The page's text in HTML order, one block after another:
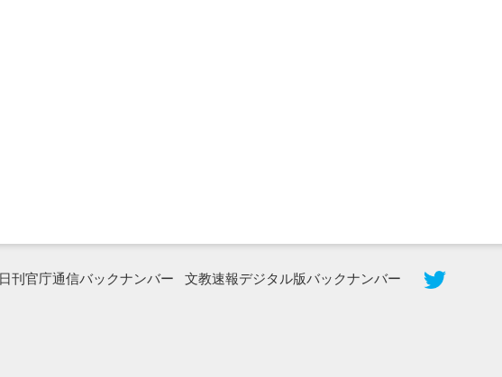
日刊官庁通信バックナンバー 文教速報デジタル版バックナンバー